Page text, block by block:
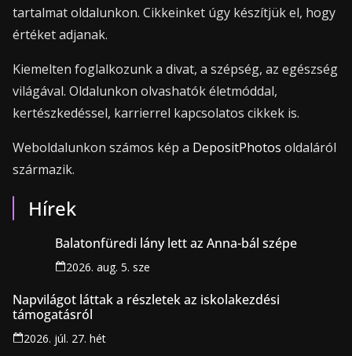
tartalmat oldalunkon. Cikkeinket úgy készítjük el, hogy
értéket adjanak.
Kiemelten foglalkozunk a divat, a szépség, az egészség
világával. Oldalunkon olvashatók életmóddal,
kertészkedéssel, karrierrel kapcsolatos cikkek is.
Weboldalunkon számos kép a DepositPhotos oldaláról
származik.
Hírek
Balatonfüredi lány lett az Anna-bál szépe
2026. aug. 5. sze
Napvilágot láttak a részletek az iskolakezdési
támogatásról
2026. júl. 27. hét